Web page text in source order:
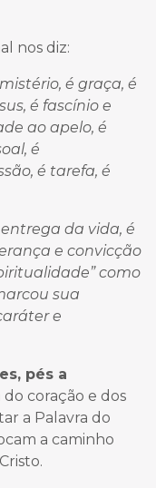
nos diz:
é graça, é
é fascínio e
ao apelo, é
é
é tarefa, é
da vida, é
e convicção
como
sua
e
pés a
do coração e dos
a Palavra do
a caminho